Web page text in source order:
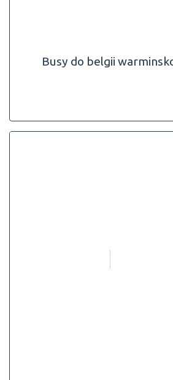
Busy do belgii